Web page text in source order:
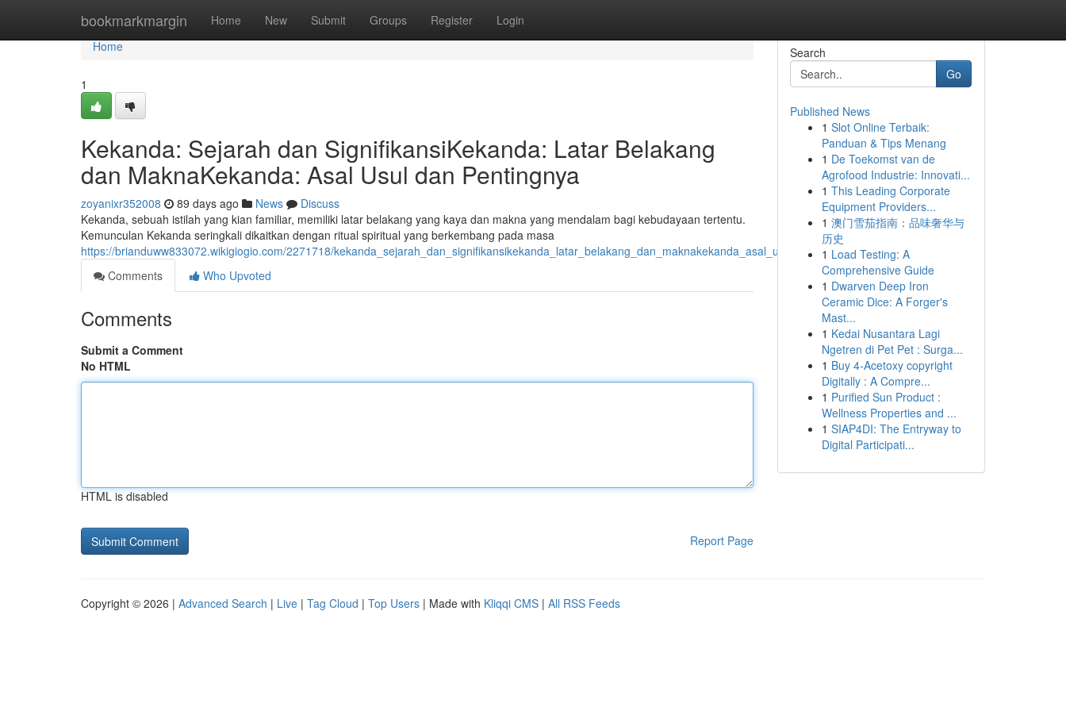
bookmarkmargin Home New Submit Groups Register Login
Home
Home
1
Kekanda: Sejarah dan SignifikansiKekanda: Latar Belakang
dan MaknaKekanda: Asal Usul dan Pentingnya
zoyanixr352008 89 days ago News
Discuss
Kekanda, sebuah istilah yang kian familiar, memiliki latar belakang yang kaya dan makna yang mendalam bagi kebudayaan tertentu.
Kemunculan Kekanda seringkali dikaitkan dengan ritual spiritual yang berkembang pada masa
https://brianduww833072.wikigiogio.com/2271718/kekanda_sejarah_dan_signifikansikekanda_latar_belakang_dan_maknakekanda_asal_usul_dan_pentingnya
Comments
Who Upvoted
Comments
Submit a Comment
No HTML
HTML is disabled
Report Page
Search
Go
Published News
1 Slot Online Terbaik:
Panduan & Tips Menang
1 De Toekomst van de
Agrofood Industrie: Innovati...
1 This Leading Corporate
Equipment Providers...
1 澳门雪茄指南：品味奢华与
历史
1 Load Testing: A
Comprehensive Guide
1 Dwarven Deep Iron
Ceramic Dice: A Forger's
Mast...
1 Kedai Nusantara Lagi
Ngetren di Pet Pet : Surga...
1 Buy 4-Acetoxy copyright
Digitally : A Compre...
1 Purified Sun Product :
Wellness Properties and ...
1 SIAP4DI: The Entryway to
Digital Participati...
Copyright © 2026 | Advanced Search | Live | Tag Cloud | Top Users | Made with Kliqqi CMS | All RSS Feeds